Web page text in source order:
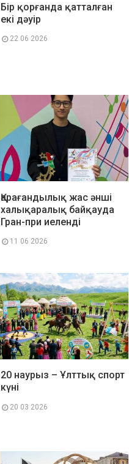
Бір қорғанда қатталған
екі дәуір
22 06 2026
Қарағандылық жас әнші
халықаралық байқауда
Гран-при иеленді
11 06 2026
20 наурыз – Ұлттық спорт
күні
20 03 2026